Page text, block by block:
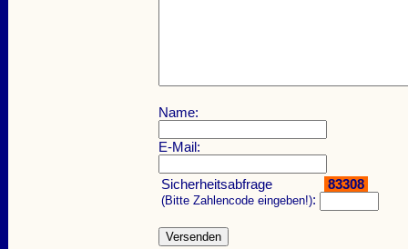
Name:
E-Mail:
Sicherheitsabfrage
(Bitte Zahlencode eingeben!):
83308